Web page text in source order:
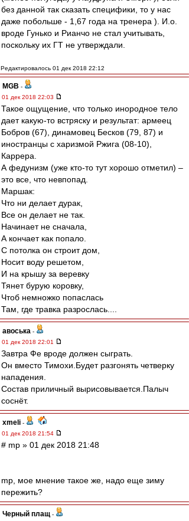
без данной так сказать специфики, то у нас
даже побольше - 1,67 года на тренера ). И.о.
вроде Гунько и Рианчо не стал учитывать,
поскольку их ГТ не утверждали.
Редактировалось 01 дек 2018 22:12
MGB -
01 дек 2018 22:03
Такое ощущение, что только инородное тело
дает какую-то встряску и результат: армеец
Бобров (67), динамовец Бесков (79, 87) и
иностранцы с харизмой Ржига (08-10),
Каррера.
А федунизм (уже кто-то тут хорошо отметил) –
это все, что невпопад.
Маршак:
Что ни делает дурак,
Все он делает не так.
Начинает не сначала,
А кончает как попало.
С потолка он строит дом,
Носит воду решетом,
И на крышу за веревку
Тянет бурую коровку,
Чтоб немножко попаслась
Там, где травка разрослась....
авоська -
01 дек 2018 22:01
Завтра Фе вроде должен сыграть.
Он вместо Тимохи.Будет разгонять четверку
нападения.
Состав приличный вырисовывается.Палыч
соснёт.
xmeli -
01 дек 2018 21:54
# mp » 01 дек 2018 21:48
mp, мое мнение такое же, надо еще зиму
пережить?
Черный плащ -